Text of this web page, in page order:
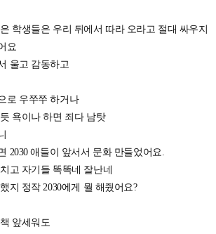
학생들은 우리 뒤에서 따라 오라고 절대 싸우지
요
울고 감동하고
로 우쭈쭈 하거나
욕이나 하면 죄다 남탓
2030 애들이 앞서서 문화 만들었어요.
고 자기들 똑똑네 잘난네
지 정작 2030에게 뭘 해줬어요?
앞세워도